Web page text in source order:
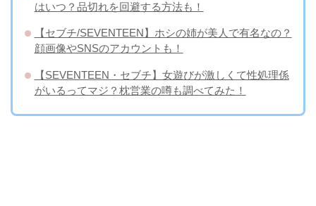
はいつ？品切れを回避する方法も！
【セブチ/SEVENTEEN】ホシの姉が美人で有名なの？
顔画像やSNSのアカウントも！
【SEVENTEEN・セブチ】女遊びが激しくて性処理係
がいるってマジ？枕営業の噂も調べてみた！